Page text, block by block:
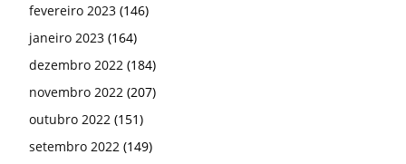
fevereiro 2023 (146)
janeiro 2023 (164)
dezembro 2022 (184)
novembro 2022 (207)
outubro 2022 (151)
setembro 2022 (149)